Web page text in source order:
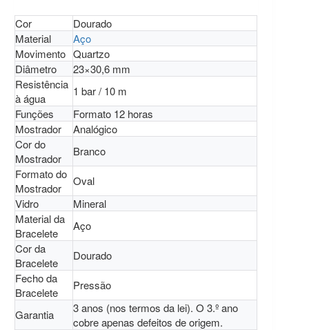
Cor
Dourado
Material
Aço
Movimento Quartzo
Diâmetro
23×30,6 mm
Resistência
à água
1 bar / 10 m
Funções
Formato 12 horas
Mostrador
Analógico
Cor do
Mostrador
Branco
Formato do
Mostrador
Oval
Vidro
Mineral
Material da
Bracelete
Aço
Cor da
Bracelete
Dourado
Fecho da
Bracelete
Pressão
Garantia
3 anos (nos termos da lei). O 3.º ano
cobre apenas defeitos de origem.